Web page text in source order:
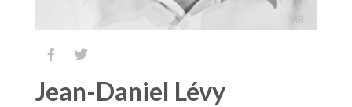
 
Jean-Daniel Lévy